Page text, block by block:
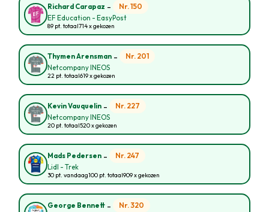
Richard Carapaz - Nr. 150
EF Education - EasyPost
89 pt. totaal714 x gekozen
Thymen Arensman - Nr. 201
Netcompany INEOS
22 pt. totaal619 x gekozen
Kevin Vauquelin - Nr. 227
Netcompany INEOS
20 pt. totaal520 x gekozen
Mads Pedersen - Nr. 247
Lidl - Trek
30 pt. vandaag100 pt. totaal909 x gekozen
George Bennett - Nr. 320